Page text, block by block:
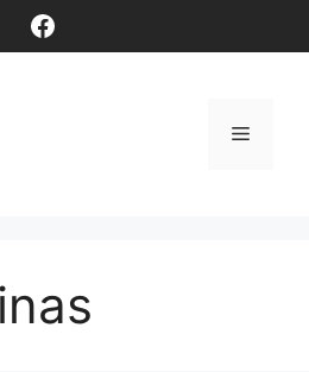
Facebook
Menú